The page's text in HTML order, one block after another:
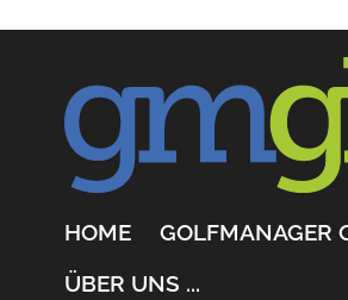
HOME GOLFMANAGER
ÜBER UNS ...